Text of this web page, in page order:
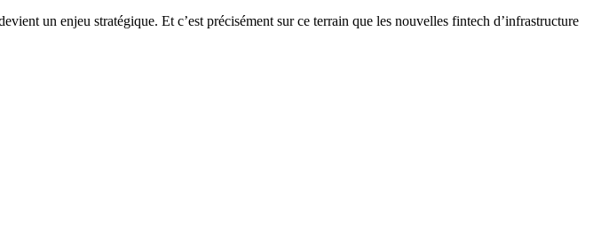
un enjeu stratégique. Et c’est précisément sur ce terrain que les nouvelles fintech d’infrastructure